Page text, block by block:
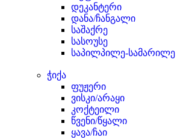
დეკანტერი
დანა/ჩანგალი
საშაქრე
სასოუსე
საპილპილე-სამარილე
ჭიქა
ფუჟერი
ვისკი/არაყი
კოქტეილი
წვენი/წყალი
ყავა/ჩაი